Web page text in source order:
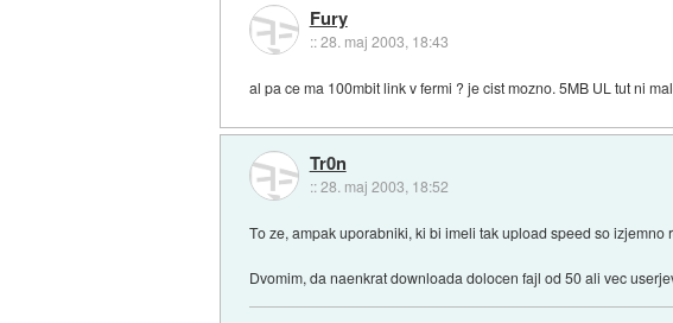
Fury
::28. maj 2003, 18:43
al pa ce ma 100mbit link v fermi ? je cist mozno. 5MB UL tut ni
Tr0n
::28. maj 2003, 18:52
To ze, ampak uporabniki, ki bi imeli tak upload speed so izjemno
Dvomim, da naenkrat downloada dolocen fajl od 50 ali vec